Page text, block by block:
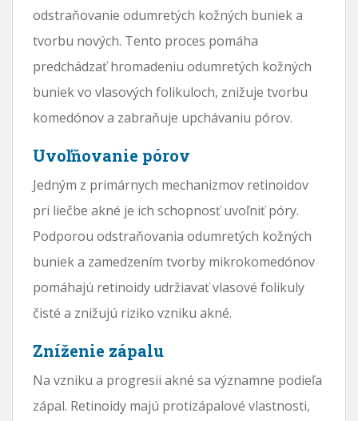
odstraňovanie odumretých kožných buniek a
tvorbu nových. Tento proces pomáha
predchádzať hromadeniu odumretých kožných
buniek vo vlasových folikuloch, znižuje tvorbu
komedónov a zabraňuje upchávaniu pórov.
Uvoľňovanie pórov
Jedným z primárnych mechanizmov retinoidov
pri liečbe akné je ich schopnosť uvoľniť póry.
Podporou odstraňovania odumretých kožných
buniek a zamedzením tvorby mikrokomedónov
pomáhajú retinoidy udržiavať vlasové folikuly
čisté a znižujú riziko vzniku akné.
Zníženie zápalu
Na vzniku a progresii akné sa významne podieľa
zápal. Retinoidy majú protizápalové vlastnosti,